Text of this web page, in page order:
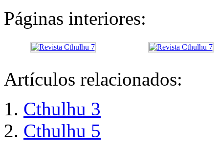
Páginas interiores:
Artículos relacionados:
Cthulhu 3
Cthulhu 5